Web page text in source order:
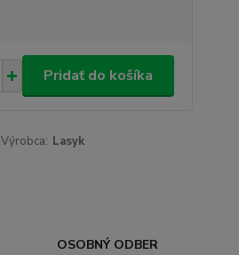
Pridať do košíka
Výrobca: Lasyk
OSOBNÝ ODBER